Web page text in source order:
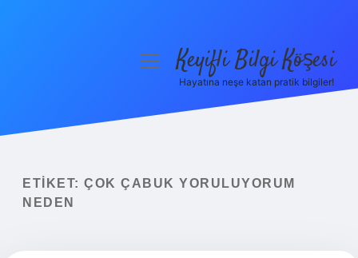
Yasal Uyarı
menüyüKeyifli Bilgi Köşesi
Hayatına neşe katan pratik bilgiler!
ETIKET: ÇOK ÇABUK YORULUYORUM
NEDEN